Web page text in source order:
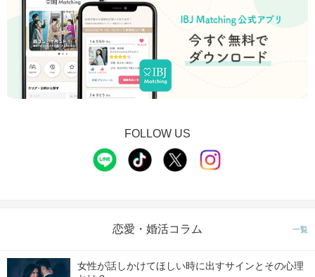
FOLLOW US
恋愛・婚活コラム 一覧
女性が話しかけてほしい時に出すサインとその心理